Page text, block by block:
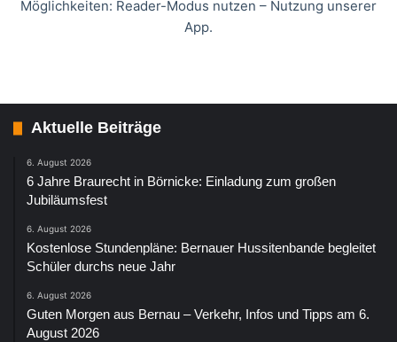
Möglichkeiten: Reader-Modus nutzen – Nutzung unserer
App.
Aktuelle Beiträge
6. August 2026
6 Jahre Braurecht in Börnicke: Einladung zum großen
Jubiläumsfest
6. August 2026
Kostenlose Stundenpläne: Bernauer Hussitenbande begleitet
Schüler durchs neue Jahr
6. August 2026
Guten Morgen aus Bernau – Verkehr, Infos und Tipps am 6.
August 2026